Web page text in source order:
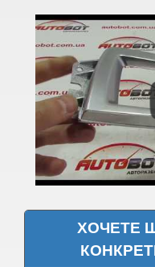
M3 E46
3 Series E90, E91,
M3 E90/E92/E93
3 Series F30, F31,
3 Series F34
M3 F80
4 Series F32
ХОЧЕТЕ